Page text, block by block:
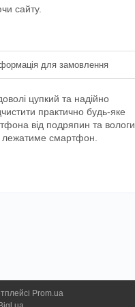
сайту.
для замовлення
цупкий та надійно
практично будь-яке
від подряпин та
лежатиме смартфон.
Prom.ua